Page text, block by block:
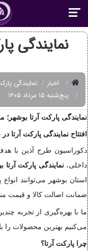
نمایندگی
اخبار
نمایندگی
پنج‌شنبه ۱۵ مرداد ۱۴۰۵
نمایندگی پارکت آرتا
افتتاح نمایندگی پارکت آرتا
دکوراسیون طرح آذین با
داخلی،نمایندگی پارکت آرتا
استان بوشهر می‌توانند
ضمانت اصالت کالا و قیمت
ما با بهره‌گیری از تجربه
می‌کنیم بهترین محصولات را
چرا پارکت آرتا؟